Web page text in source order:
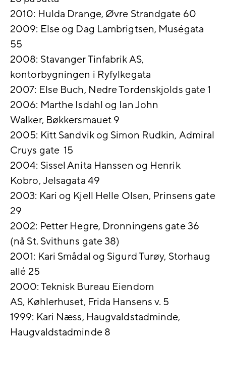
2010: Hulda Drange, Øvre Strandgate 60
2009: Else og Dag Lambrigtsen, Muségata
55
2008: Stavanger Tinfabrik AS,
kontorbygningen i Ryfylkegata
2007: Else Buch, Nedre Tordenskjolds gate 1
2006: Marthe Isdahl og Ian John
Walker, Bøkkersmauet 9
2005: Kitt Sandvik og Simon Rudkin, Admiral
Cruys gate 15
2004: Sissel Anita Hanssen og Henrik
Kobro, Jelsagata 49
2003: Kari og Kjell Helle Olsen, Prinsens gate
29
2002: Petter Hegre, Dronningens gate 36
(nå St. Svithuns gate 38)
2001: Kari Smådal og Sigurd Turøy, Storhaug
allé 25
2000: Teknisk Bureau Eiendom
AS, Køhlerhuset, Frida Hansens v. 5
1999: Kari Næss, Haugvaldstadminde,
Haugvaldstadminde 8